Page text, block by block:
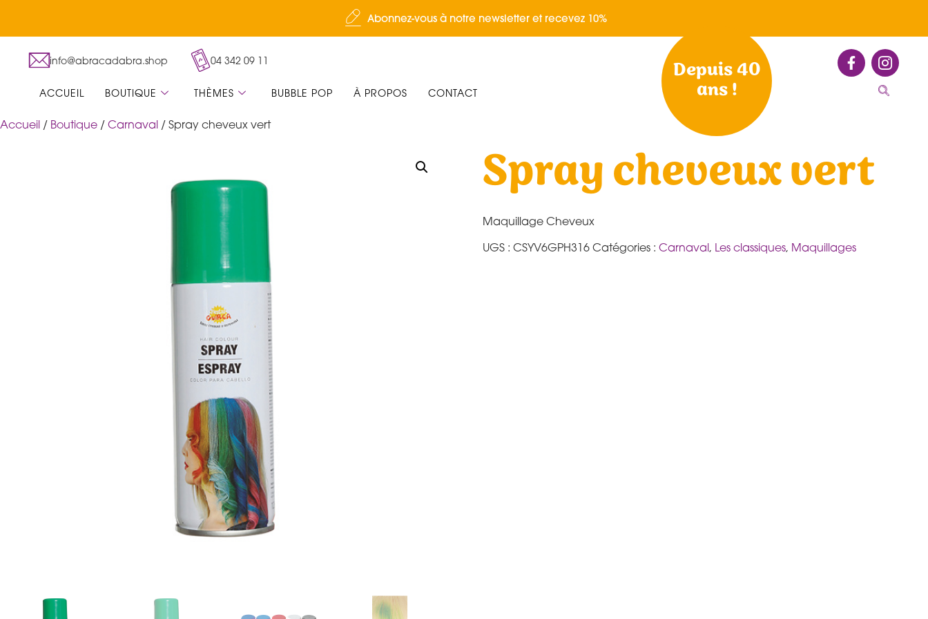
Abonnez-vous à notre newsletter et recevez 10%
info@abracadabra.shop 04 342 09 11
ACCUEIL BOUTIQUE THÈMES BUBBLE POP À PROPOS CONTACT
Depuis 40
ans !
Accueil / Boutique / Carnaval / Spray cheveux vert
Spray cheveux vert
Maquillage Cheveux
UGS : CSYV6GPH316 Catégories : Carnaval, Les classiques, Maquillages